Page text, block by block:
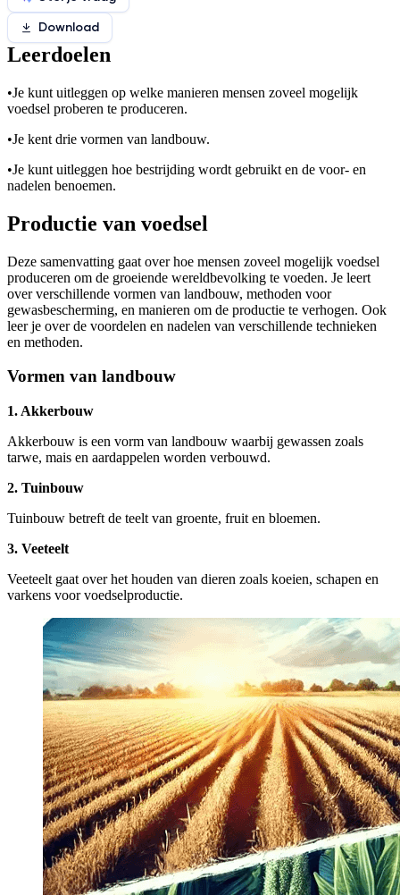
Download
Leerdoelen
•Je kunt uitleggen op welke manieren mensen zoveel mogelijk
voedsel proberen te produceren.
•Je kent drie vormen van landbouw.
•Je kunt uitleggen hoe bestrijding wordt gebruikt en de voor- en
nadelen benoemen.
Productie van voedsel
Deze samenvatting gaat over hoe mensen zoveel mogelijk voedsel
produceren om de groeiende wereldbevolking te voeden. Je leert
over verschillende vormen van landbouw, methoden voor
gewasbescherming, en manieren om de productie te verhogen. Ook
leer je over de voordelen en nadelen van verschillende technieken
en methoden.
Vormen van landbouw
1. Akkerbouw
Akkerbouw is een vorm van landbouw waarbij gewassen zoals
tarwe, mais en aardappelen worden verbouwd.
2. Tuinbouw
Tuinbouw betreft de teelt van groente, fruit en bloemen.
3. Veeteelt
Veeteelt gaat over het houden van dieren zoals koeien, schapen en
varkens voor voedselproductie.